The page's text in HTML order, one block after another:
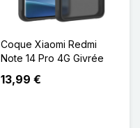
Coque Xiaomi Redmi
Note 14 Pro 4G Givrée
13,99 €